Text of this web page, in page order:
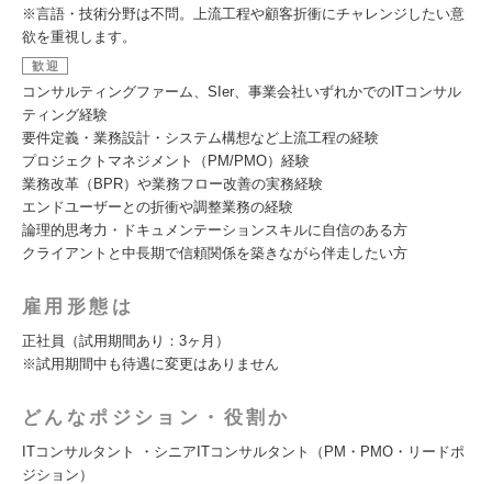
※言語・技術分野は不問。上流工程や顧客折衝にチャレンジしたい意
欲を重視します。
歓迎
コンサルティングファーム、SIer、事業会社いずれかでのITコンサル
ティング経験
要件定義・業務設計・システム構想など上流工程の経験
プロジェクトマネジメント（PM/PMO）経験
業務改革（BPR）や業務フロー改善の実務経験
エンドユーザーとの折衝や調整業務の経験
論理的思考力・ドキュメンテーションスキルに自信のある方
クライアントと中長期で信頼関係を築きながら伴走したい方
雇用形態は
正社員（試用期間あり：3ヶ月）
※試用期間中も待遇に変更はありません
どんなポジション・役割か
ITコンサルタント ・シニアITコンサルタント（PM・PMO・リードポ
ジション）